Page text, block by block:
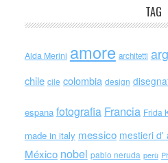
TAG
Alda Merini amore architetti
chile cile colombia design
espana fotografia Francia Frida
made in italy messico mestieri d'
México nobel pablo neruda perù